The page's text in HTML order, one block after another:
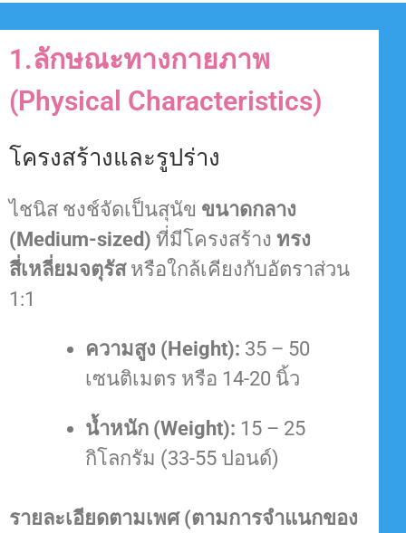
1.ลักษณะทางกายภาพ
(Physical Characteristics)
โครงสร้างและรูปร่าง
ไชนิส ชงช์จัดเป็นสุนัข ขนาดกลาง
(Medium-sized) ที่มีโครงสร้าง ทรง
สี่เหลี่ยมจตุรัสหรือใกล้เคียงกับอัตราส่วน
1:1
ความสูง (Height): 35 – 50
เซนติเมตร หรือ 14-20 นิ้ว
น้ำหนัก (Weight): 15 – 25
กิโลกรัม (33-55 ปอนด์)
รายละเอียดตามเพศ (ตามการจำแนกของ